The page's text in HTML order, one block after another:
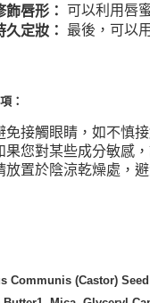
飾唇形：
可以利用唇
久定妝：
最後，可以
：
免接觸眼睛，如不慎
果您對某些成分敏感
放置於陰涼乾燥處，
Communis (Castor)